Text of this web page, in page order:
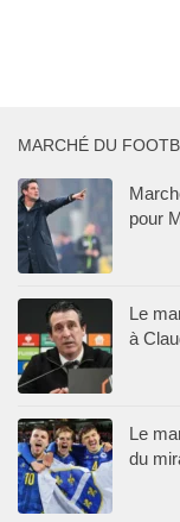
MARCHÉ DU
pour
Le
à
Le
du